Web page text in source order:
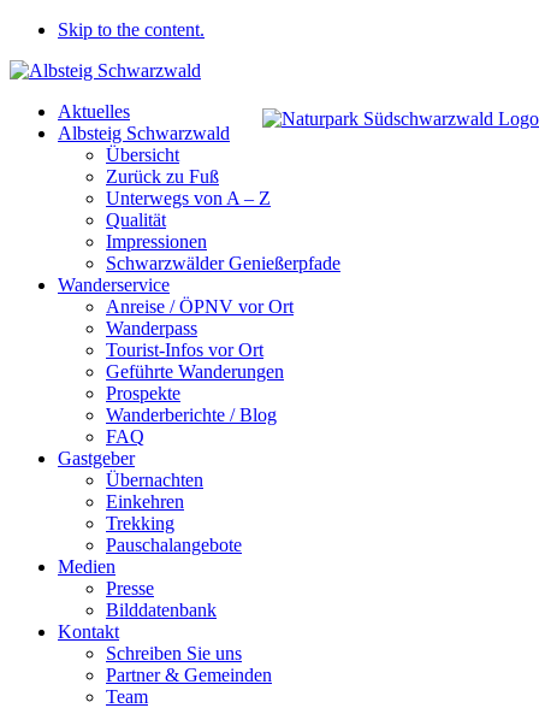
Skip to the content.
Aktuelles
Albsteig Schwarzwald
Übersicht
Zurück zu Fuß
Unterwegs von A – Z
Qualität
Impressionen
Schwarzwälder Genießerpfade
Wanderservice
Anreise / ÖPNV vor Ort
Wanderpass
Tourist-Infos vor Ort
Geführte Wanderungen
Prospekte
Wanderberichte / Blog
FAQ
Gastgeber
Übernachten
Einkehren
Trekking
Pauschalangebote
Medien
Presse
Bilddatenbank
Kontakt
Schreiben Sie uns
Partner & Gemeinden
Team